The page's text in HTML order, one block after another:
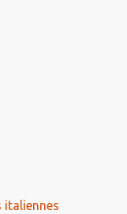
italiennes